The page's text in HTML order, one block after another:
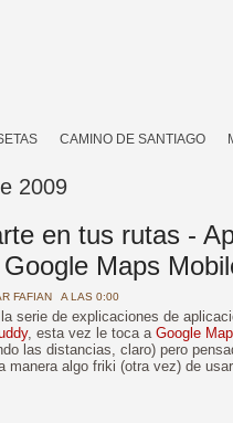
CAMINO DE SANTIAGO
2009
en tus rutas -
Maps
FAFIAN A LAS 0:00
serie de explicaciones de
, esta vez le toca a Google
las distancias, claro) pero
manera algo friki (otra vez) de